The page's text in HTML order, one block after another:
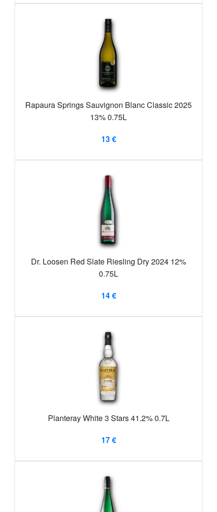
Rapaura Springs Sauvignon Blanc Classic 2025
13% 0.75L
13 €
Dr. Loosen Red Slate Riesling Dry 2024 12%
0.75L
14 €
Planteray White 3 Stars 41.2% 0.7L
17 €